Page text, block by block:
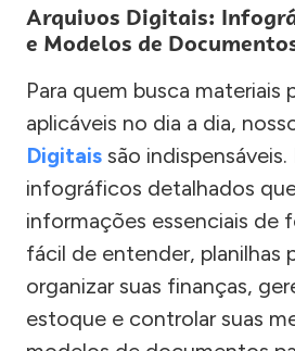
Arquivos Digitais:
e Modelos de
Para quem busca materiais
aplicáveis no dia a dia,
Digitais são
infográficos detalhados
informações essenciais de
fácil de entender, planilhas
organizar suas finanças,
estoque e controlar suas